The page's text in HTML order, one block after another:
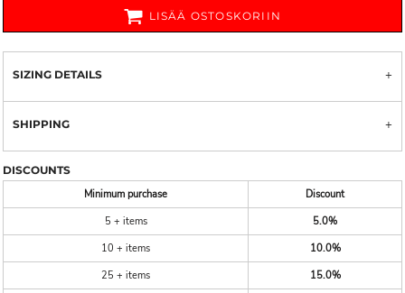
LISÄÄ OSTOSKORIIN
SIZING DETAILS
SHIPPING
DISCOUNTS
Minimum purchase
Discount
5 + items
5.0%
10 + items
10.0%
25 + items
15.0%